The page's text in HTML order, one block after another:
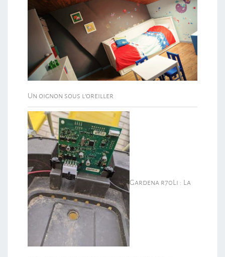
Un oignon sous l’oreiller
Gardena r70Li : La